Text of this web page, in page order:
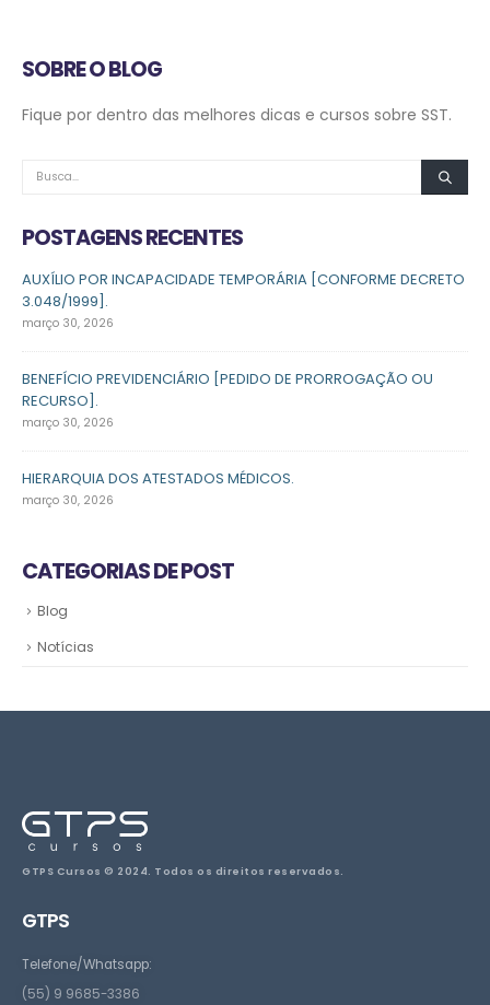
SOBRE O BLOG
Fique por dentro das melhores dicas e cursos sobre SST.
POSTAGENS RECENTES
AUXÍLIO POR INCAPACIDADE TEMPORÁRIA [CONFORME DECRETO
3.048/1999].
março 30, 2026
BENEFÍCIO PREVIDENCIÁRIO [PEDIDO DE PRORROGAÇÃO OU
RECURSO].
março 30, 2026
HIERARQUIA DOS ATESTADOS MÉDICOS.
março 30, 2026
CATEGORIAS DE POST
Blog
Notícias
GTPS Cursos © 2024. Todos os direitos reservados.
GTPS
Telefone/Whatsapp:
(55) 9 9685-3386